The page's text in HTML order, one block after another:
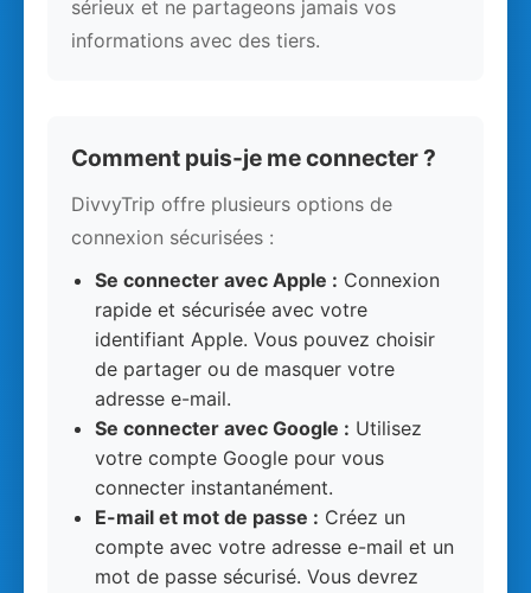
sérieux et ne partageons jamais vos
informations avec des tiers.
Comment puis-je me connecter ?
DivvyTrip offre plusieurs options de
connexion sécurisées :
Se connecter avec Apple : Connexion
rapide et sécurisée avec votre
identifiant Apple. Vous pouvez choisir
de partager ou de masquer votre
adresse e-mail.
Se connecter avec Google : Utilisez
votre compte Google pour vous
connecter instantanément.
E-mail et mot de passe : Créez un
compte avec votre adresse e-mail et un
mot de passe sécurisé. Vous devrez